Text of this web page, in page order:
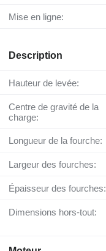
Mise en ligne:
Description
Hauteur de levée:
Centre de gravité de la
charge:
Longueur de la fourche:
Largeur des fourches:
Épaisseur des fourches:
Dimensions hors-tout: